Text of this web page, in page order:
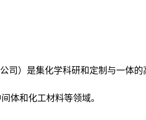
司）是集化学科研和定制与一体的
体和化工材料等领域。